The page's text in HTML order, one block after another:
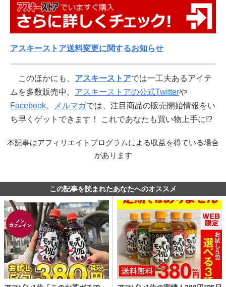
アスキーストア送料変更に関するお知らせ
このほかにも、 アスキーストアでは一工夫あるアイテ
ムを多数販売中。 アスキーストアの公式Twitterや
Facebook
メルマガでは、注目商品の販売開始情報をい
ち早くゲットできます！ これであなたも買い物上手に!?
本記事はアフィリエイトプログラムによる収益を得ている場合
があります
この記事を読まれたあなたへのオススメ